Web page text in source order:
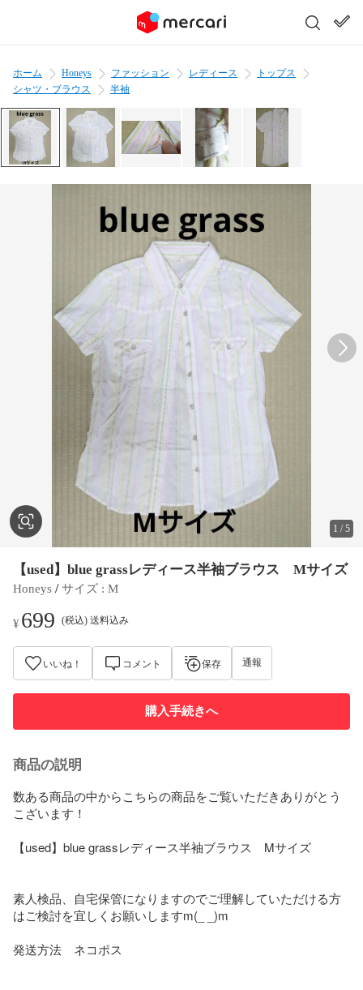
ホーム Honeys ファッション レディース
トップス
シャツ・ブラウス
半袖
1 /5
【used】blue grassレディース半袖ブラウス Mサイズ
Honeys / サイズ : M
¥699 (税込) 送料込み
いいね！ コメント 保存 通報
購入手続きへ
商品の説明
数ある商品の中からこちらの商品をご覧いただきありがとう
こざいます！
【used】blue grassレディース半袖ブラウス　Mサイズ
素人検品、自宅保管になりますのでご理解していただける方
はご検討を宜しくお願いしますm(_ _)m
発送方法　ネコポス